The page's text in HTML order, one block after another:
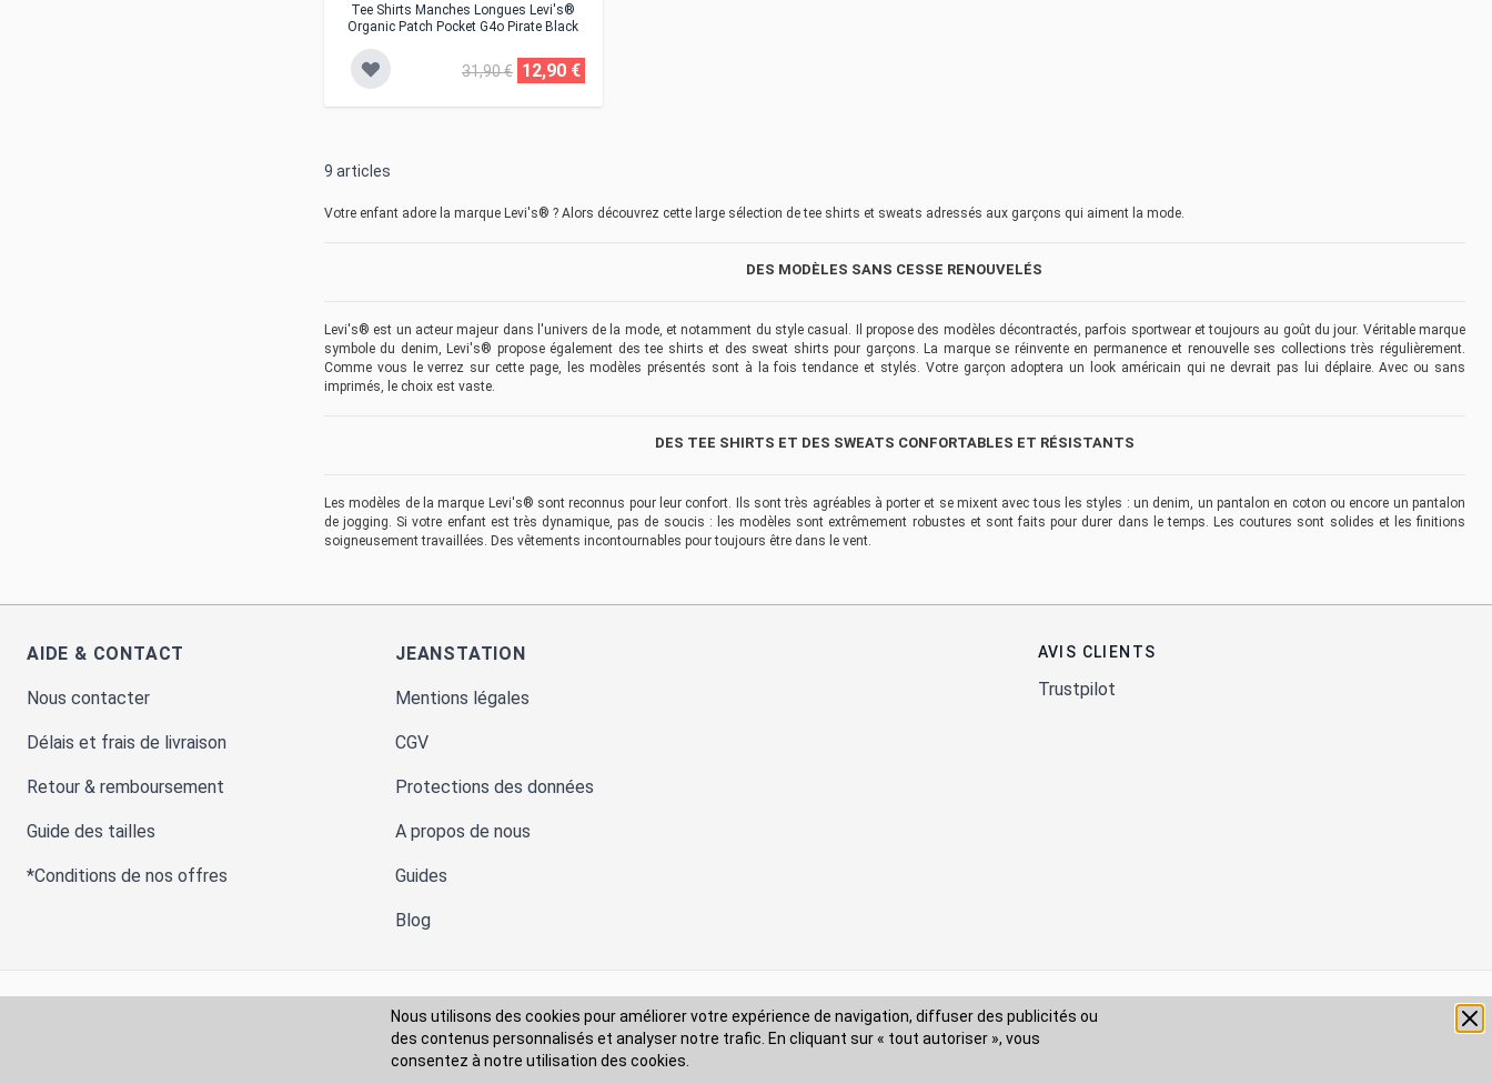
Nous utilisons des cookies pour améliorer votre expérience de navigation, diffuser des publicités ou
des contenus personnalisés et analyser notre trafic. En cliquant sur « tout autoriser », vous
consentez à notre utilisation des cookies.
Tee Shirts Manches Longues Levi's®
Organic Patch Pocket G4o Pirate Black
31,90 € 12,90 €
9 articles
Votre enfant adore la marque Levi's® ? Alors découvrez cette large sélection de tee shirts et sweats adressés aux garçons qui aiment la mode.
DES MODÈLES SANS CESSE RENOUVELÉS
Levi's® est un acteur majeur dans l'univers de la mode, et notamment du style casual. Il propose des modèles décontractés, parfois sportwear et toujours au goût du jour. Véritable marque
symbole du denim, Levi's® propose également des tee shirts et des sweat shirts pour garçons. La marque se réinvente en permanence et renouvelle ses collections très régulièrement.
Comme vous le verrez sur cette page, les modèles présentés sont à la fois tendance et stylés. Votre garçon adoptera un look américain qui ne devrait pas lui déplaire. Avec ou sans
imprimés, le choix est vaste.
DES TEE SHIRTS ET DES SWEATS CONFORTABLES ET RÉSISTANTS
Les modèles de la marque Levi's® sont reconnus pour leur confort. Ils sont très agréables à porter et se mixent avec tous les styles : un denim, un pantalon en coton ou encore un pantalon
de jogging. Si votre enfant est très dynamique, pas de soucis : les modèles sont extrêmement robustes et sont faits pour durer dans le temps. Les coutures sont solides et les finitions
soigneusement travaillées. Des vêtements incontournables pour toujours être dans le vent.
AIDE & CONTACT
Nous contacter
Délais et frais de livraison
Retour & remboursement
Guide des tailles
*Conditions de nos offres
JEANSTATION
Mentions légales
CGV
Protections des données
A propos de nous
Guides
Blog
AVIS CLIENTS
Trustpilot
Moyens de paiement Modes de livraison